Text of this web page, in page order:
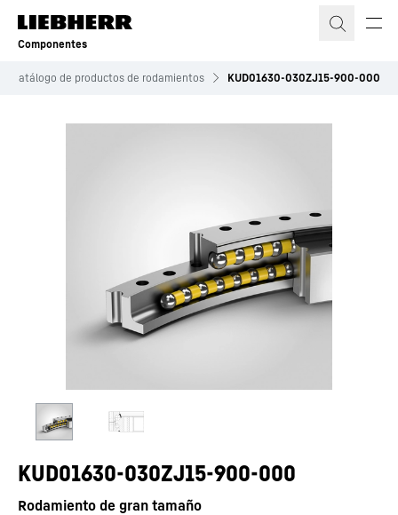
Componentes
Catálogo de productos de rodamientos KUD01630-030ZJ15-900-000
KUD01630-030ZJ15-900-000
Rodamiento de gran tamaño